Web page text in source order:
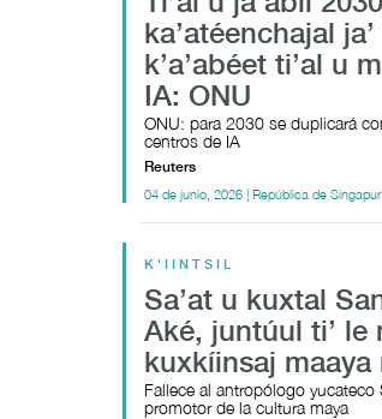
ka’atéenchajal
k’a’abéet ti’al u
IA: ONU
ONU: para 2030 se duplicará
centros de IA
Reuters
04 de junio, 2026 | República de Singapur
K'IINTSIL
Sa’at u kuxtal
Aké, juntúul ti’ le
kuxkíinsaj maaya
Fallece al antropólogo yucateco
promotor de la cultura maya